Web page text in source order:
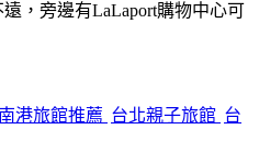
，旁邊有LaLaport購物中心可
南港旅館推薦 台北親子旅館 台